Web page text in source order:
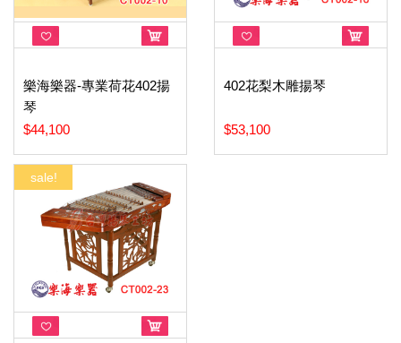
樂海樂器-專業荷花402揚
琴
$44,100
402花梨木雕揚琴
$53,100
sale!